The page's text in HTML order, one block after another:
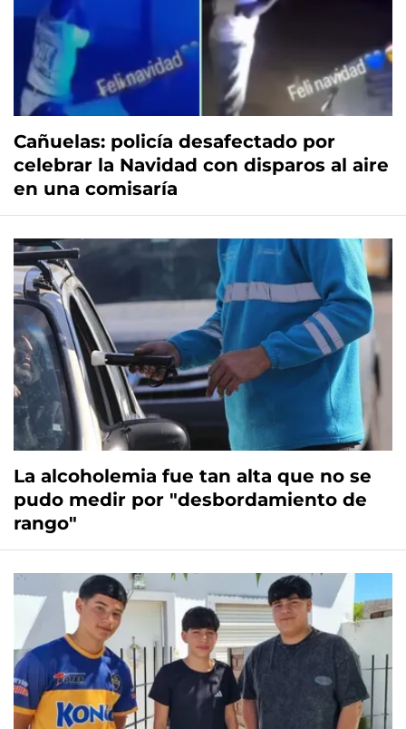
Cañuelas: policía desafectado por
celebrar la Navidad con disparos al aire
en una comisaría
La alcoholemia fue tan alta que no se
pudo medir por "desbordamiento de
rango"